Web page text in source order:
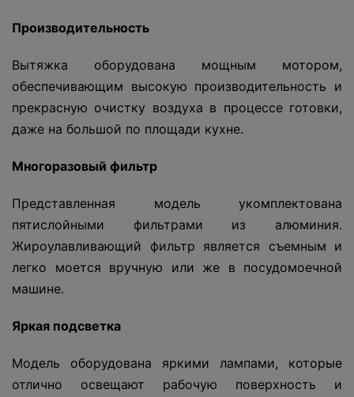
Производительность
Вытяжка оборудована мощным мотором,
обеспечивающим высокую производительность и
прекрасную очистку воздуха в процессе готовки,
даже на большой по площади кухне.
Многоразовый фильтр
Представленная модель укомплектована
пятислойными фильтрами из алюминия.
Жироулавливающий фильтр является съемным и
легко моется вручную или же в посудомоечной
машине.
Яркая подсветка
Модель оборудована яркими лампами, которые
отлично освещают рабочую поверхность и